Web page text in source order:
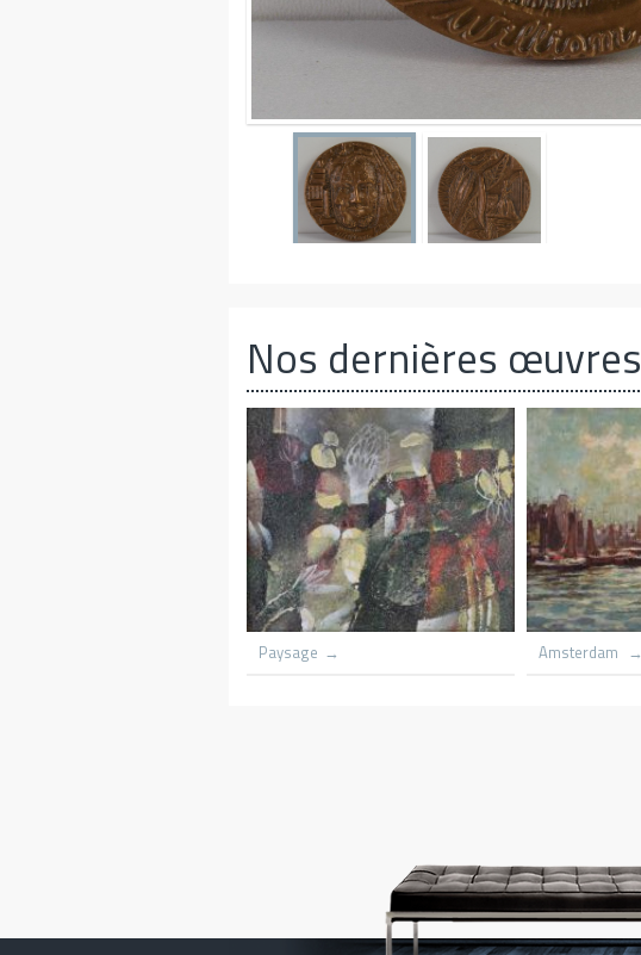
Nos dernières œuvres
Grounded scooners dar harbnour
Village du congo Le hameau